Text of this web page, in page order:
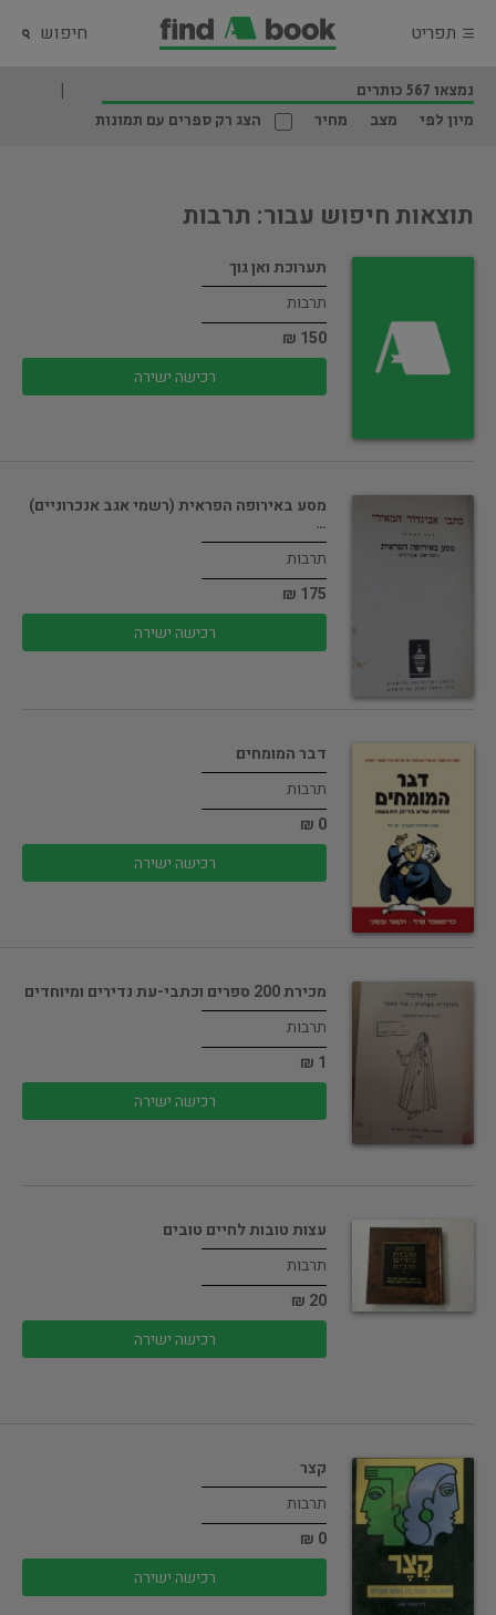
תפריט חיפוש
נמצאו 567 כותרים
מיון לפי
מצב מחיר הצג רק ספרים עם תמונות
תוצאות חיפוש עבור: תרבות
תערוכת ואן גוך
תרבות
150 ₪
רכישה ישירה
מסע באירופה הפראית (רשמי אגב אנכרוניים)
…
תרבות
175 ₪
רכישה ישירה
דבר המומחים
תרבות
0 ₪
רכישה ישירה
מכירת 200 ספרים וכתבי-עת נדירים ומיוחדים
תרבות
1 ₪
רכישה ישירה
עצות טובות לחיים טובים
תרבות
20 ₪
רכישה ישירה
קצר
תרבות
0 ₪
רכישה ישירה